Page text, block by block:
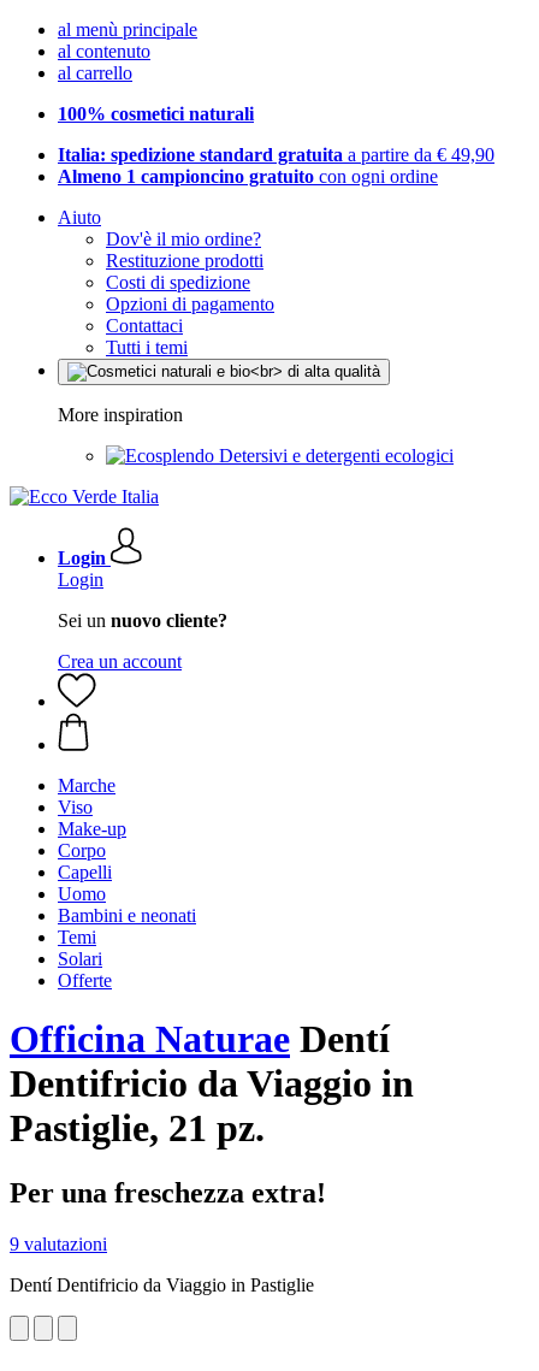
al menù principale
al contenuto
al carrello
100% cosmetici naturali
Italia: spedizione standard gratuita a partire da € 49,90
Almeno 1 campioncino gratuito con ogni ordine
Aiuto
Dov'è il mio ordine?
Restituzione prodotti
Costi di spedizione
Opzioni di pagamento
Contattaci
Tutti i temi
More inspiration
Detersivi e detergenti ecologici
Login
Login
Sei un nuovo cliente?
Crea un account
Marche
Viso
Make-up
Corpo
Capelli
Uomo
Bambini e neonati
Temi
Solari
Offerte
Officina Naturae Dentí
Dentifricio da Viaggio in
Pastiglie, 21 pz.
Per una freschezza extra!
9 valutazioni
Dentí Dentifricio da Viaggio in Pastiglie